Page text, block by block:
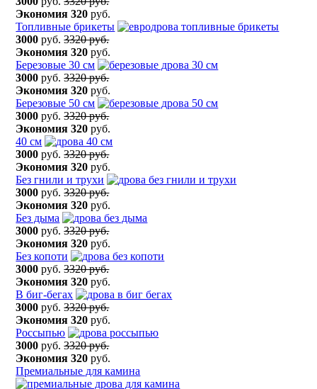
Экономия 320 руб.
Топливные брикеты
3000 руб.3320 руб.
Экономия 320 руб.
Березовые 30 см
3000 руб.3320 руб.
Экономия 320 руб.
Березовые 50 см
3000 руб.3320 руб.
Экономия 320 руб.
40 см
3000 руб.3320 руб.
Экономия 320 руб.
Без гнили и трухи
3000 руб.3320 руб.
Экономия 320 руб.
Без дыма
3000 руб.3320 руб.
Экономия 320 руб.
Без копоти
3000 руб.3320 руб.
Экономия 320 руб.
В биг-бегах
3000 руб.3320 руб.
Экономия 320 руб.
Россыпью
3000 руб.3320 руб.
Экономия 320 руб.
Премиальные для камина